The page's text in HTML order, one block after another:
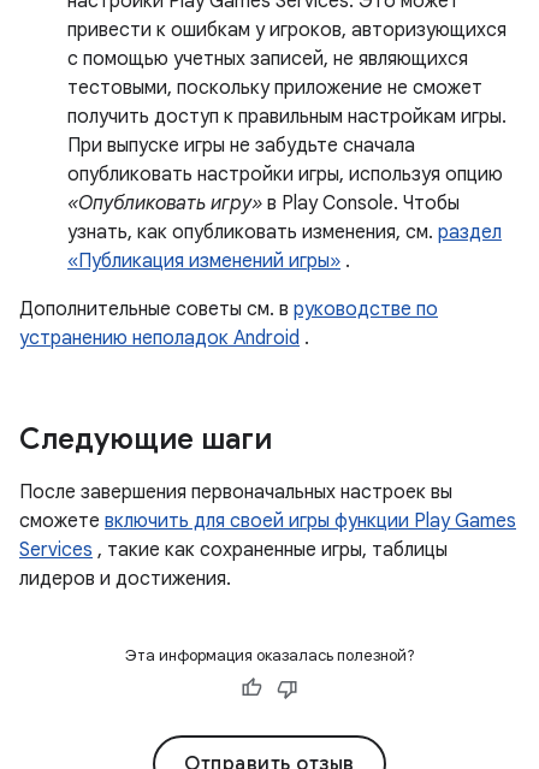
привести к ошибкам у игроков, авторизующихся
с помощью учетных записей, не являющихся
тестовыми, поскольку приложение не сможет
получить доступ к правильным настройкам игры.
При выпуске игры не забудьте сначала
опубликовать настройки игры, используя опцию
«Опубликовать игру» в Play Console. Чтобы
узнать, как опубликовать изменения, см. раздел
«Публикация изменений игры» .
Дополнительные советы см. в руководстве по
устранению неполадок Android .
Следующие шаги
После завершения первоначальных настроек вы
сможете включить для своей игры функции Play Games
Services , такие как сохраненные игры, таблицы
лидеров и достижения.
Эта информация оказалась полезной?
Отправить отзыв